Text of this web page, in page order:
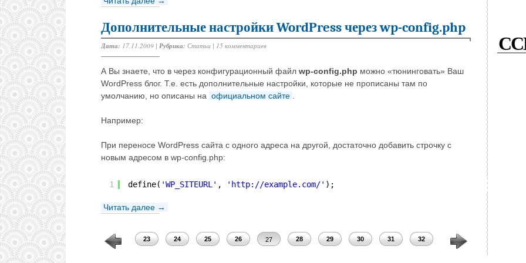
Дополнительные настройки WordPress через wp-config.php
Дата: 17.11.2009 | Рубрика: Статьи | 15 комментариев
А Вы знаете, что в через конфигурационный файл wp-config.php можно «тюнинговать» Ваш
WordPress блог. Т.е. есть дополнительные настройки, которые не прописаны там по
умолчанию, но описаны на официальном сайте
Например:
При переносе WordPress сайта с одного адреса на другой, достаточно добавить строчку с
новым адресом в wp-config.php:
1 define( 'WP_SITEURL' , ' http://example.com/' );
Читать далее →
19 20 22 23 24 25 26 27 28 29 30 31 32 33